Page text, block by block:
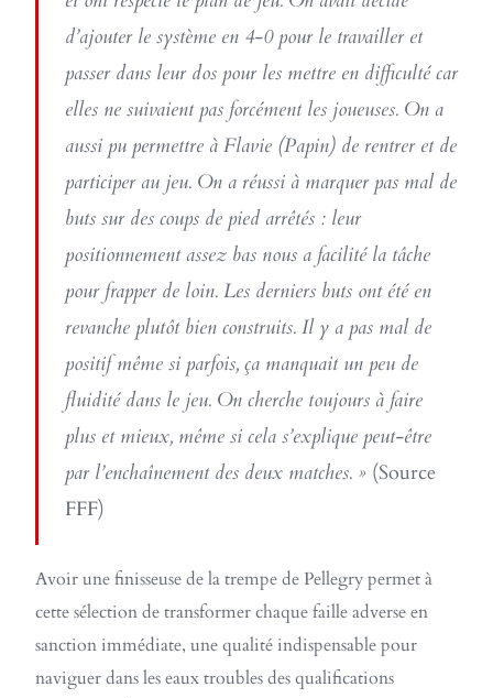
d’ajouter le système en 4-0 pour le travailler et
passer dans leur dos pour les mettre en difficulté car
elles ne suivaient pas forcément les joueuses. On a
aussi pu permettre à Flavie (Papin) de rentrer et de
participer au jeu. On a réussi à marquer pas mal de
buts sur des coups de pied arrêtés : leur
positionnement assez bas nous a facilité la tâche
pour frapper de loin. Les derniers buts ont été en
revanche plutôt bien construits. Il y a pas mal de
positif même si parfois, ça manquait un peu de
fluidité dans le jeu. On cherche toujours à faire
plus et mieux, même si cela s’explique peut-être
par l’enchaînement des deux matches. » (Source
FFF)
Avoir une finisseuse de la trempe de Pellegry permet à
cette sélection de transformer chaque faille adverse en
sanction immédiate, une qualité indispensable pour
naviguer dans les eaux troubles des qualifications